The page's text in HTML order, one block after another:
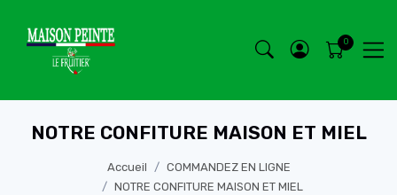
NOTRE CONFITURE MAISON ET MIEL
Accueil
COMMANDEZ EN LIGNE
NOTRE CONFITURE MAISON ET MIEL